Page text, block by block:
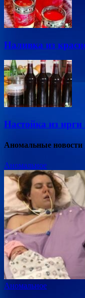
Наливка из
Настойка из
Аномальные новости
Аномальное
Аномальное